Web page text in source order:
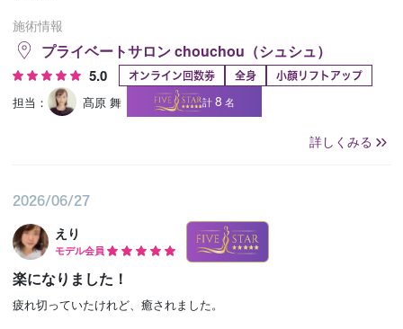
施術情報
プライベートサロン chouchou（シュシュ）
5.0 オンライン回数券 全身 小顔リフトアップ
担当： 髙原 舞 計 8 名
詳しくみる
2026/06/27
えり
モデル会員
楽になりました！
疲れ切っていたけれど、癒されました。